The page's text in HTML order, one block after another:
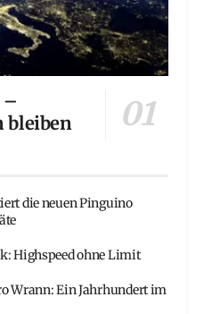
–
bleiben
die neuen Pinguino
Highspeed ohne Limit
Wrann: Ein Jahrhundert im